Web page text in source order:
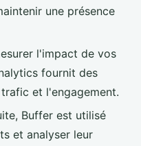
une présence
l'impact de vos
fournit des
et l'engagement.
Buffer est utilisé
et analyser leur